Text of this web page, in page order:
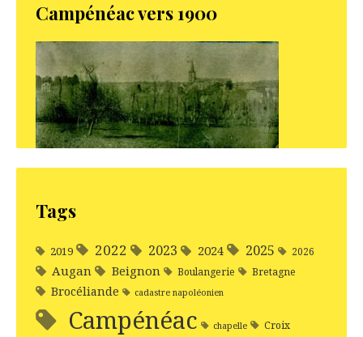
Campénéac vers 1900
Tags
2019 2022 2023 2024 2025 2026
Augan Beignon Boulangerie Bretagne
Brocéliande cadastre napoléonien
Campénéac chapelle Croix